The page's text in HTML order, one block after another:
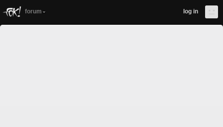
forum log in